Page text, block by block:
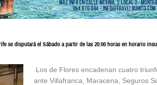
se disputará el Sábado a partir de las 20:00 horas en horario
Los de Flores encadenan cuatro
ante Villafranca, Maracena, Seguros